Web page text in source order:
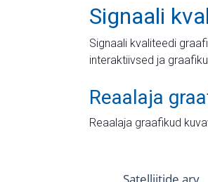
Signaali
Signaali kvaliteedi
interaktiivsed ja
Reaalaja
Reaalaja graafikud